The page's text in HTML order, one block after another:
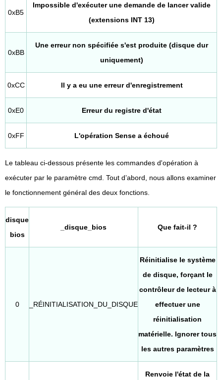
0xB5
Impossible d'exécuter une demande de lancer valide
(extensions INT 13)
0xBB
Une erreur non spécifiée s'est produite (disque dur
uniquement)
0xCC Il y a eu une erreur d'enregistrement
0xE0 Erreur du registre d'état
0xFF L'opération Sense a échoué
Le tableau ci-dessous présente les commandes d'opération à
exécuter par le paramètre cmd. Tout d’abord, nous allons examiner
le fonctionnement général des deux fonctions.
disque
bios
_disque_bios Que fait-il ?
0 _RÉINITIALISATION_DU_DISQUE
Réinitialise le système
de disque, forçant le
contrôleur de lecteur à
effectuer une
réinitialisation
matérielle. Ignorer tous
les autres paramètres
Renvoie l'état de la